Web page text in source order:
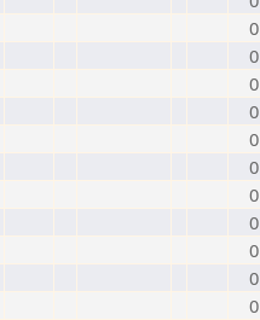
0
0
0
0
0
0
0
0
0
0
0